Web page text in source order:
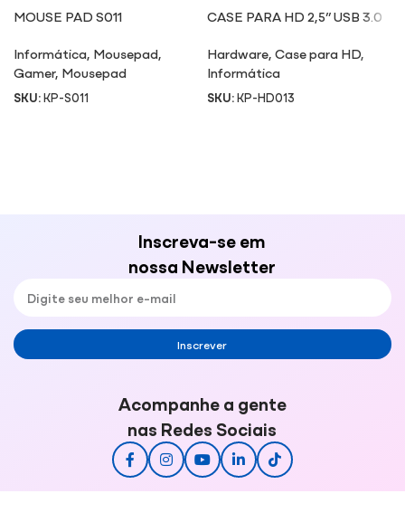
MOUSE PAD S011
Informática, Mousepad,
Gamer, Mousepad
SKU:KP-S011
CASE PARA HD 2,5” USB 3.0
Hardware,Case para HD,
Informática
SKU:KP-HD013
Inscreva-se em
nossa Newsletter
Inscrever
Acompanhe a gente
nas Redes Sociais